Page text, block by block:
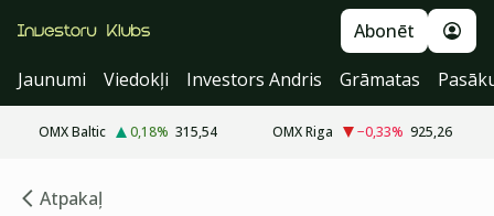
Abonēt
Jaunumi
Viedokļi Investors Andris Grāmatas
OMX Baltic 0,18% 315,54 OMX Riga −0,33% 925,26
Atpakaļ